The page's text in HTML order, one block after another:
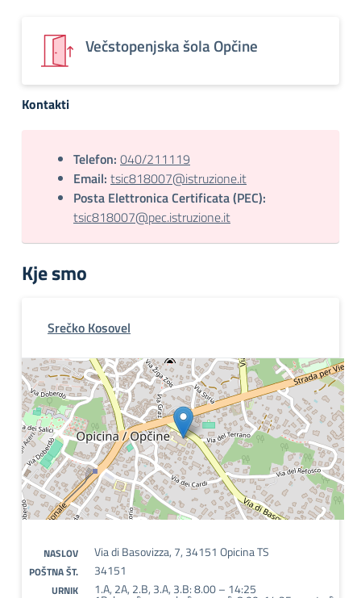
Večstopenjska šola Opčine
Kontakti
Telefon: 040/211119
Email: tsic818007@istruzione.it
Posta Elettronica Certificata (PEC):
tsic818007@pec.istruzione.it
Kje smo
Srečko Kosovel
NASLOV Via di Basovizza, 7, 34151 Opicina TS
POŠTNA ŠT. 34151
URNIK 1.A, 2A, 2.B, 3.A, 3.B: 8.00 – 14:25